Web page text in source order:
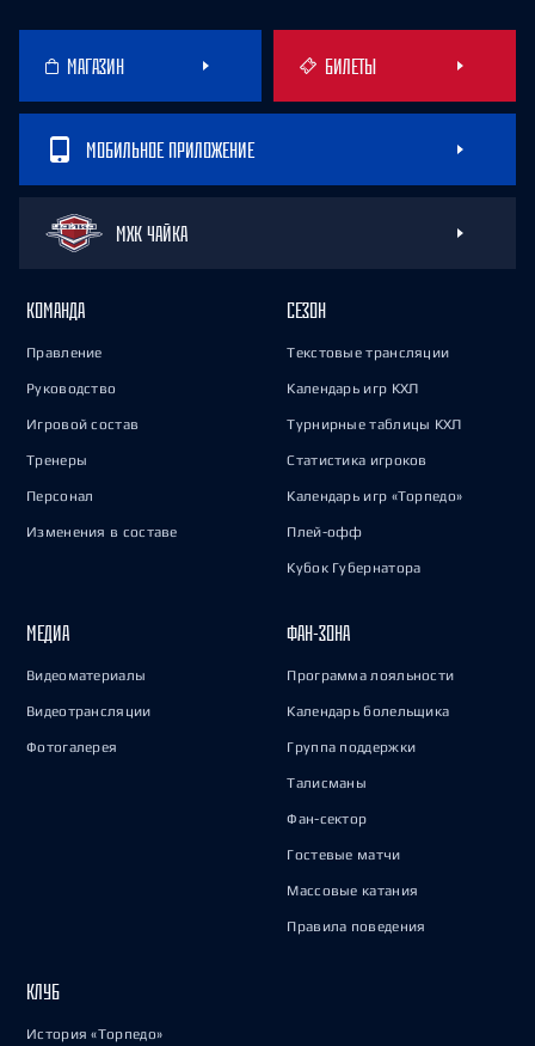
МАГАЗИН БИЛЕТЫ
МОБИЛЬНОЕ ПРИЛОЖЕНИЕ
МХК ЧАЙКА
КОМАНДА
Правление
Руководство
Игровой состав
Тренеры
Персонал
Изменения в составе
СЕЗОН
Текстовые трансляции
Календарь игр КХЛ
Турнирные таблицы КХЛ
Статистика игроков
Календарь игр «Торпедо»
Плей-офф
Кубок Губернатора
МЕДИА
Видеоматериалы
Видеотрансляции
Фотогалерея
ФАН-ЗОНА
Программа лояльности
Календарь болельщика
Группа поддержки
Талисманы
Фан-сектор
Гостевые матчи
Массовые катания
Правила поведения
КЛУБ
История «Торпедо»